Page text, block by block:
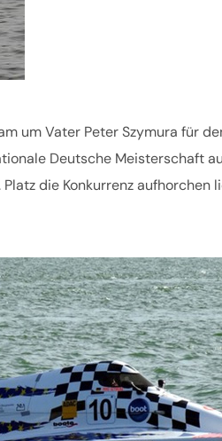
um Vater Peter Szymura für
Deutsche Meisterschaft
die Konkurrenz